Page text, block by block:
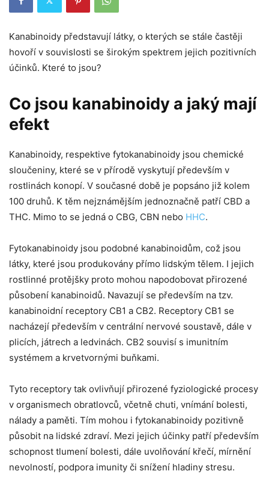
Kanabinoidy představují látky, o kterých se stále častěji
hovoří v souvislosti se širokým spektrem jejich pozitivních
účinků. Které to jsou?
Co jsou kanabinoidy a jaký mají
efekt
Kanabinoidy, respektive fytokanabinoidy jsou chemické
sloučeniny, které se v přírodě vyskytují především v
rostlinách konopí. V současné době je popsáno již kolem
100 druhů. K těm nejznámějším jednoznačně patří CBD a
THC. Mimo to se jedná o CBG, CBN nebo HHC.
Fytokanabinoidy jsou podobné kanabinoidům, což jsou
látky, které jsou produkovány přímo lidským tělem. I jejich
rostlinné protějšky proto mohou napodobovat přirozené
působení kanabinoidů. Navazují se především na tzv.
kanabinoidní receptory CB1 a CB2. Receptory CB1 se
nacházejí především v centrální nervové soustavě, dále v
plicích, játrech a ledvinách. CB2 souvisí s imunitním
systémem a krvetvornými buňkami.
Tyto receptory tak ovlivňují přirozené fyziologické procesy
v organismech obratlovců, včetně chuti, vnímání bolesti,
nálady a paměti. Tím mohou i fytokanabinoidy pozitivně
působit na lidské zdraví. Mezi jejich účinky patří především
schopnost tlumení bolesti, dále uvolňování křečí, mírnění
nevolností, podpora imunity či snížení hladiny stresu.
Jsou
nezbytné
fungování
webových
stránek.
Statistiky
Abychom
mohli
zlepšovat
strukturu
webových
stránek na
základě
toho, jak
webové
Uživatelská
Aby naše
webové
fungovaly při
vaší
nejlépe.
odmítnete,
některé
funkce z
webu zmizí.
Marketing
Sdílením svých